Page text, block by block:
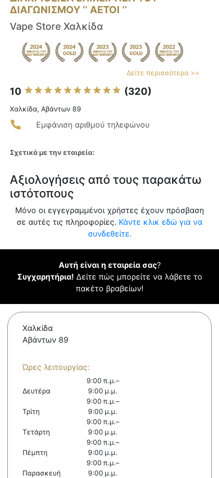
ΔΙΑΓΩΝΙΣΜΟΥ ‘’ ΑΕΤΟΙ ‘’
Vape Store Χαλκίδα
Δείτε περισσότερα >>
10 (320)
Χαλκίδα, Αβάντων 89
Εμφάνιση αριθμού τηλεφώνου
Σχετικά με την εταιρεία:
Αξιολογήσεις από τους παρακάτω
ιστότοπους
Μόνο οι εγγεγραμμένοι χρήστες έχουν πρόσβαση
σε αυτές τις πληροφορίες. Κάντε κλικ εδώ για να
συνδεθείτε.
Αυτή είναι η εταιρεία σας?
Συγχαρητήρια! Δείτε πώς μπορείτε να λάβετε το
πακέτο βραβείων!
Χαλκίδα
Αβάντων 89
Ώρες λειτουργίας:
Δευτέρα
9:00 π.μ.–
9:00 μ.μ.
Τρίτη
9:00 π.μ.–
9:00 μ.μ.
Τετάρτη
9:00 π.μ.–
9:00 μ.μ.
Πέμπτη
9:00 π.μ.–
9:00 μ.μ.
Παρασκευή
9:00 π.μ.–
9:00 μ.μ.